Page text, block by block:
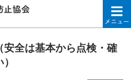
建設業労働災害防止協
安全は基本から点検・確